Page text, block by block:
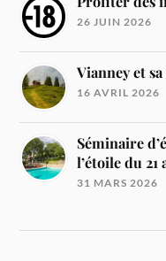
26 JUIN 2026
Vianney et sa
16 AVRIL 2026
Séminaire
l’étoile du 21
31 MARS 2026